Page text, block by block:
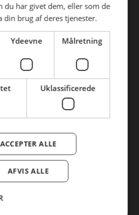
du har givet dem, eller som de
din brug af deres tjenester.
Ydeevne Målretning
Uklassificerede
ACCEPTER ALLE
AFVIS ALLE